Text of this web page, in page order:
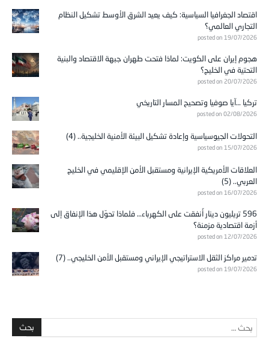
اقتصاد الجغرافيا السياسية: كيف يعيد الشرق الأوسط تشكيل النظام
التجاري العالمي؟
posted on 19/07/2026
هجوم إيران على الكويت: لماذا فتحت طهران جبهة الاقتصاد والبنية
التحتية في الخليج؟
posted on 20/07/2026
تركيا …آيا صوفيا وتصحيح المسار التاريخي
posted on 02/08/2026
التحولات الجيوسياسية وإعادة تشكيل البيئة الأمنية الخليجية.. (4)
posted on 15/07/2026
العلاقات الأمريكية الإيرانية ومستقبل الأمن الإقليمي في الخليج
العربي.. (5)
posted on 16/07/2026
596 تريليون دينار أُنفقت على الكهرباء… فلماذا تحوّل هذا الإنفاق إلى
أزمة اقتصادية مزمنة؟
posted on 12/07/2026
تدمير مراكز الثقل الاستراتيجي الإيراني ومستقبل الأمن الخليجي.. (7)
posted on 19/07/2026